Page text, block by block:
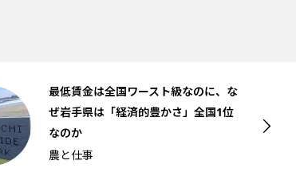
最低賃金は全国ワースト級なのに、な
ぜ岩手県は「経済的豊かさ」全国1位
なのか
農と仕事